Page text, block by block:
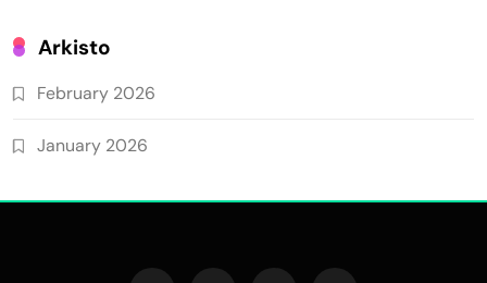
Arkisto
February 2026
January 2026